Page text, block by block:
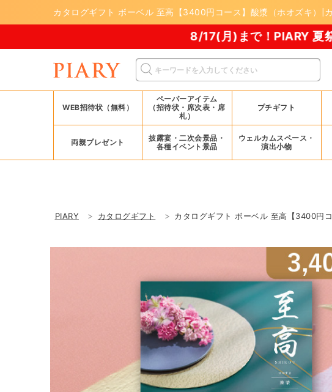
カタログギフト ボーベル 至高【3400円コース】酸漿（ホオズキ）|
8/17(月)まで！PIARY 夏祭り2026！
WEB招待状（無料）
ペーパーアイテム
（招待状・席次表・席
札）
プチギフト
両親プレゼント
披露宴・二次会景品・
各種イベント景品
ウェルカムスペース・
演出小物
PIARY カタログギフト カタログギフト ボーベル 至高【3400円